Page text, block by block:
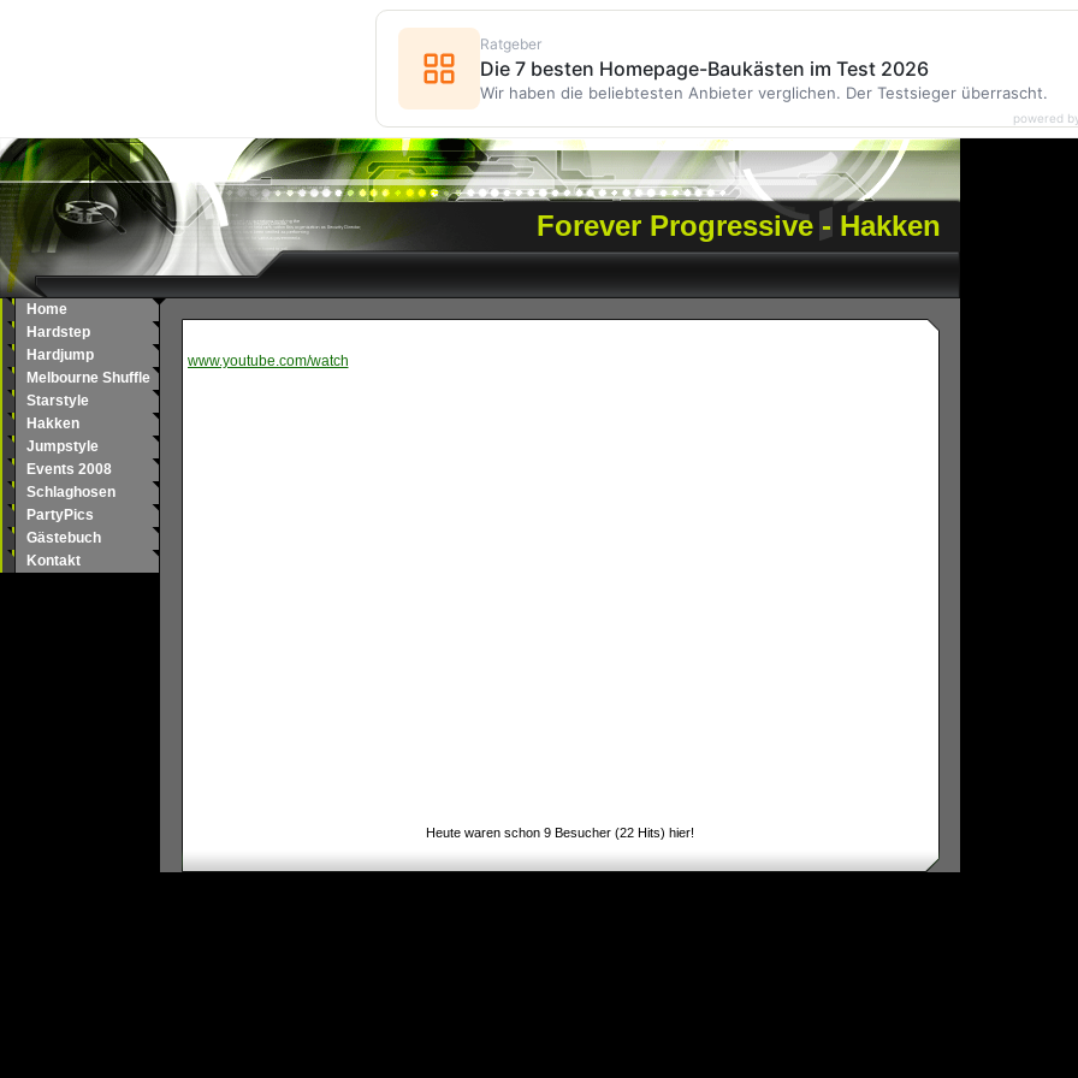
Forever Progressive - Hakken
Home
Hardstep
Hardjump
Melbourne Shuffle
Starstyle
Hakken
Jumpstyle
Events 2008
Schlaghosen
PartyPics
Gästebuch
Kontakt
www.youtube.com/watch
Heute waren schon 9 Besucher (22 Hits) hier!
Ratgeber
Die 7 besten Homepage-Baukästen im Test 2026
Wir haben die beliebtesten Anbieter verglichen. Der Testsieger überrascht.
powered